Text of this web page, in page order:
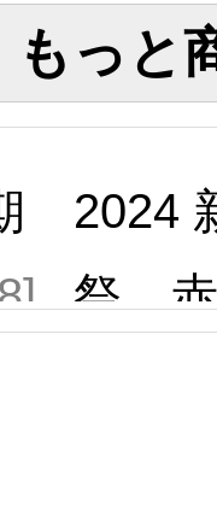
もっと
2024
祭 赤